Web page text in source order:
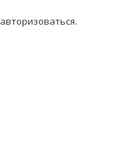
авторизоваться.